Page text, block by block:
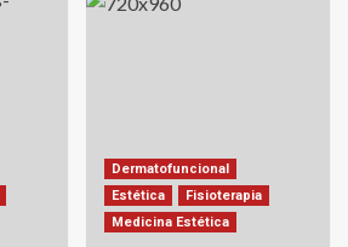
Dermatofuncional
Estética
Fisioterapia
Medicina Estética